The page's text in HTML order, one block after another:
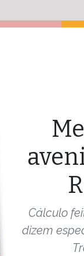
Cálculo
dizem